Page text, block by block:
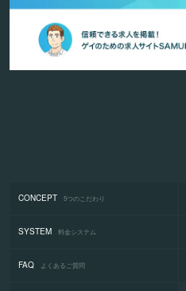
CONCEPT 5つのこだわり
SYSTEM 料金システム
FAQ よくあるご質問